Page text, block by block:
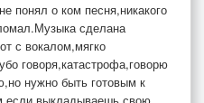
понял о ком песня,никакого
сделана
с вокалом,мягко
говоря,катастрофа,говорю
нужно быть готовым к